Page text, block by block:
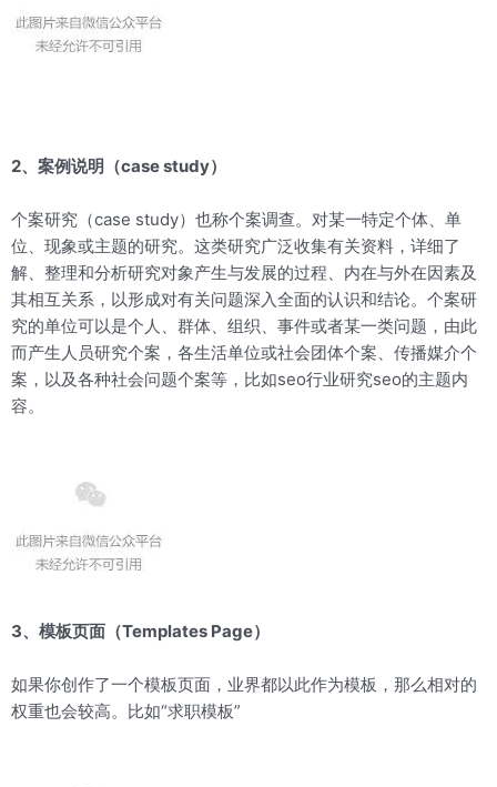
2、案例说明（case study）
个案研究（case study）也称个案调查。对某一特定个体、单
位、现象或主题的研究。这类研究广泛收集有关资料，详细了
解、整理和分析研究对象产生与发展的过程、内在与外在因素及
其相互关系，以形成对有关问题深入全面的认识和结论。个案研
究的单位可以是个人、群体、组织、事件或者某一类问题，由此
而产生人员研究个案，各生活单位或社会团体个案、传播媒介个
案，以及各种社会问题个案等，比如seo行业研究seo的主题内
容。
3、模板页面（Templates Page）
如果你创作了一个模板页面，业界都以此作为模板，那么相对的
权重也会较高。比如“求职模板”